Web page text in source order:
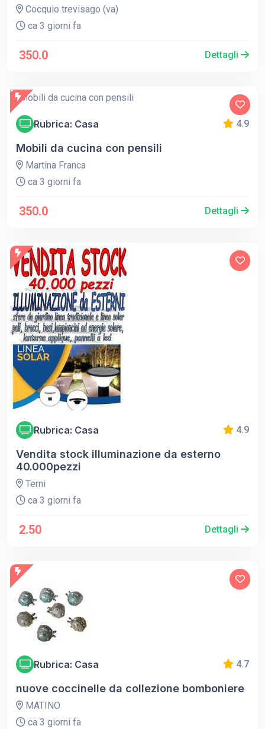
Cocquio trevisago (va)
ca 3 giorni fa
350.0 Dettagli
Rubrica: Casa 4.9
Mobili da cucina con pensili
Martina Franca
ca 3 giorni fa
350.0 Dettagli
Rubrica: Casa 4.9
Vendita stock illuminazione da esterno
40.000pezzi
Terni
ca 3 giorni fa
2.50 Dettagli
Rubrica: Casa 4.7
nuove coccinelle da collezione bomboniere
MATINO
ca 3 giorni fa